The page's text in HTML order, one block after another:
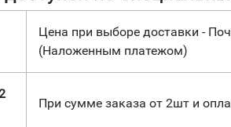
Цена при выборе доставки -
(Наложенным платежом)
При сумме заказа от 2шт и